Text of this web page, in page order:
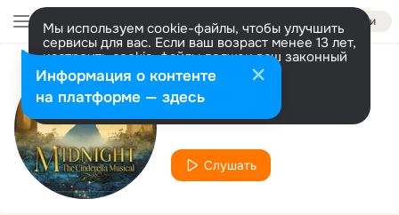
Войти
Мы используем cookie-файлы, чтобы улучшить
сервисы для вас. Если ваш возраст менее 13 лет,
настроить cookie-файлы должен ваш законный
представитель. Больше информации
Разрешить все Настроить
Исполнитель
John Foreman
Слушать
Информация о контенте
на платформе — здесь